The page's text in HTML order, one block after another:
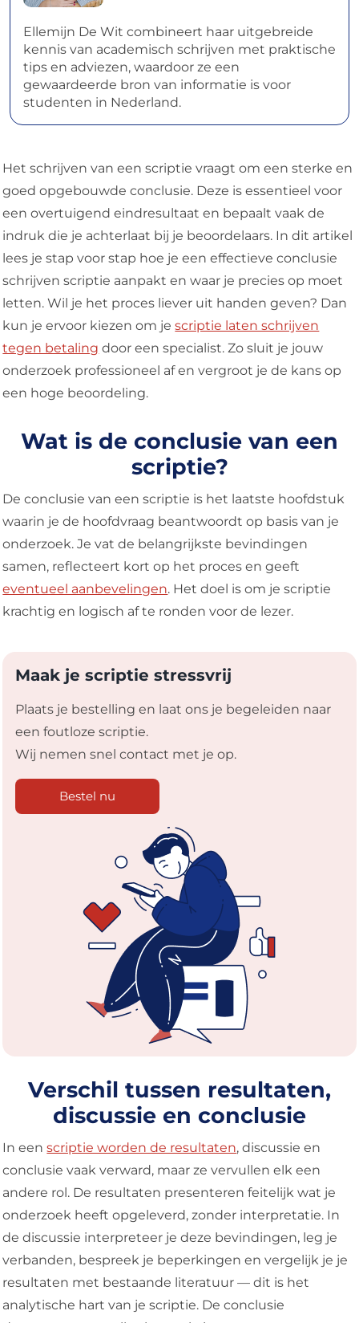
Ellemijn De Wit combineert haar uitgebreide
kennis van academisch schrijven met praktische
tips en adviezen, waardoor ze een
gewaardeerde bron van informatie is voor
studenten in Nederland.
Het schrijven van een scriptie vraagt om een sterke en
goed opgebouwde conclusie. Deze is essentieel voor
een overtuigend eindresultaat en bepaalt vaak de
indruk die je achterlaat bij je beoordelaars. In dit artikel
lees je stap voor stap hoe je een effectieve conclusie
schrijven scriptie aanpakt en waar je precies op moet
letten. Wil je het proces liever uit handen geven? Dan
kun je ervoor kiezen om jescriptie laten schrijven
tegen betaling door een specialist. Zo sluit je jouw
onderzoek professioneel af en vergroot je de kans op
een hoge beoordeling.
Wat is de conclusie van een
scriptie?
De conclusie van een scriptie is het laatste hoofdstuk
waarin je de hoofdvraag beantwoordt op basis van je
onderzoek. Je vat de belangrijkste bevindingen
samen, reflecteert kort op het proces en geeft
eventueel aanbevelingen. Het doel is om je scriptie
krachtig en logisch af te ronden voor de lezer.
Maak je scriptie stressvrij
Plaats je bestelling en laat ons je begeleiden naar
een foutloze scriptie.
Wij nemen snel contact met je op.
Bestel nu
Verschil tussen resultaten,
discussie en conclusie
In eenscriptie worden de resultaten, discussie en
conclusie vaak verward, maar ze vervullen elk een
andere rol. De resultaten presenteren feitelijk wat je
onderzoek heeft opgeleverd, zonder interpretatie. In
de discussie interpreteer je deze bevindingen, leg je
verbanden, bespreek je beperkingen en vergelijk je je
resultaten met bestaande literatuur — dit is het
analytische hart van je scriptie. De conclusie